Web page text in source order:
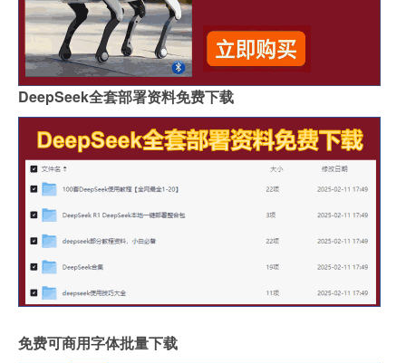
DeepSeek全套部署资料免费下载
免费可商用字体批量下载